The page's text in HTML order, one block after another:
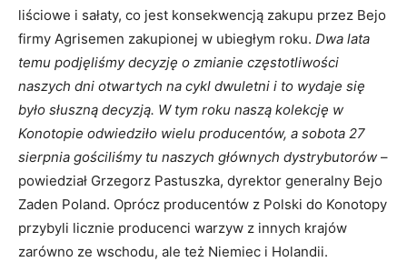
liściowe i sałaty, co jest konsekwencją zakupu przez Bejo
firmy Agrisemen zakupionej w ubiegłym roku. Dwa lata
temu podjęliśmy decyzję o zmianie częstotliwości
naszych dni otwartych na cykl dwuletni i to wydaje się
było słuszną decyzją. W tym roku naszą kolekcję w
Konotopie odwiedziło wielu producentów, a sobota 27
sierpnia gościliśmy tu naszych głównych dystrybutorów –
powiedział Grzegorz Pastuszka, dyrektor generalny Bejo
Zaden Poland. Oprócz producentów z Polski do Konotopy
przybyli licznie producenci warzyw z innych krajów
zarówno ze wschodu, ale też Niemiec i Holandii.